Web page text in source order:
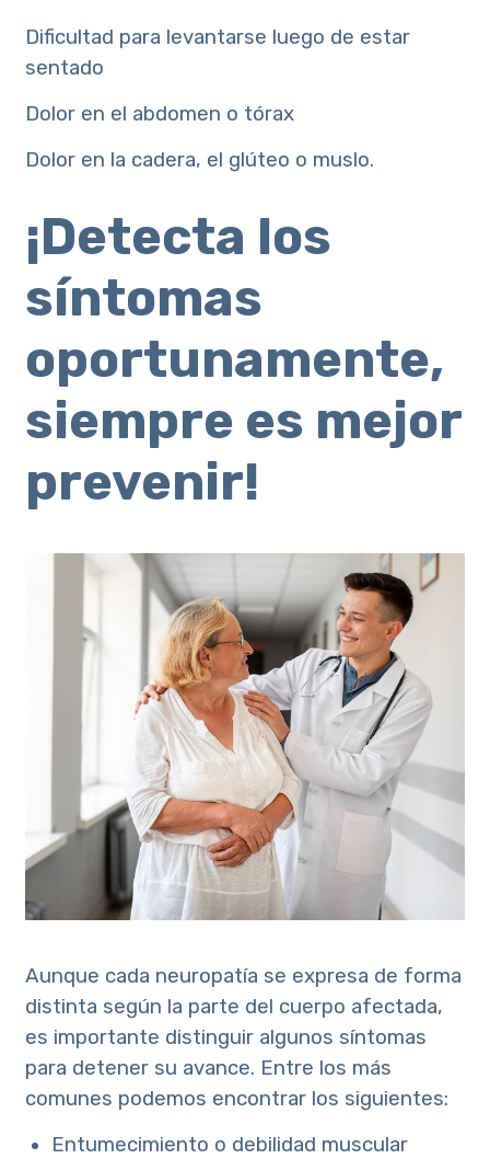
Dificultad para levantarse luego de estar
sentado
Dolor en el abdomen o tórax
Dolor en la cadera, el glúteo o muslo.
¡Detecta los
síntomas
oportunamente,
siempre es mejor
prevenir!
Aunque cada neuropatía se expresa de forma
distinta según la parte del cuerpo afectada,
es importante distinguir algunos síntomas
para detener su avance. Entre los más
comunes podemos encontrar los siguientes:
Entumecimiento o debilidad muscular